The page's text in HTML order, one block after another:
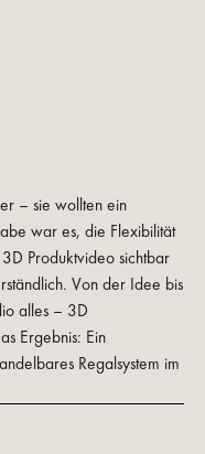
– sie wollten ein
war es, die Flexibilität
Produktvideo sichtbar
Von der Idee bis
alles – 3D
Ergebnis: Ein
Regalsystem im